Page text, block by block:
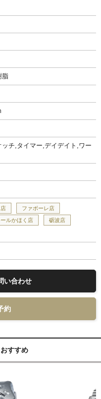
脂
チ,タイマー,デイデイト,ワー
ファボーレ店
ルかほく店
砺波店
い合わせ
約
すすめ